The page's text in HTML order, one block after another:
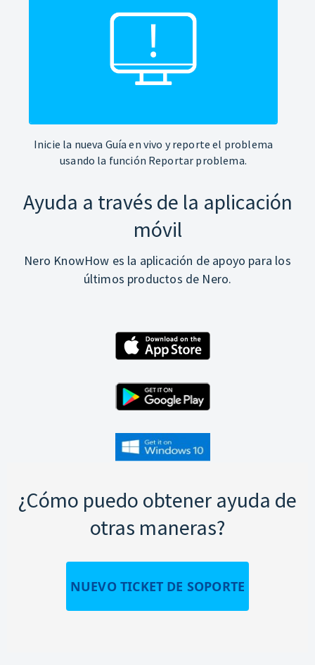
Inicie la nueva Guía en vivo y reporte el problema
usando la función Reportar problema.
Ayuda a través de la aplicación
móvil
Nero KnowHow es la aplicación de apoyo para los
últimos productos de Nero.
¿Cómo puedo obtener ayuda de
otras maneras?
NUEVO TICKET DE SOPORTE